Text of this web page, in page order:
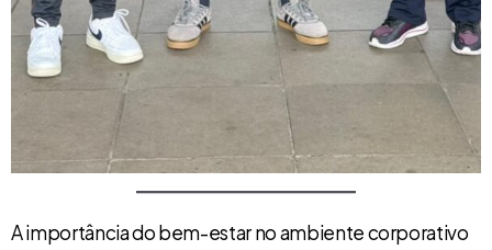
A importância do bem-estar no ambiente corporativo